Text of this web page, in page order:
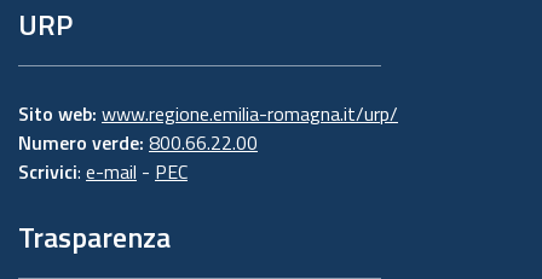
URP
Sito web: www.regione.emilia-romagna.it/urp/
Numero verde: 800.66.22.00
Scrivici: e-mail - PEC
Trasparenza